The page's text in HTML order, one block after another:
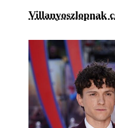
Villanyoszlopnak